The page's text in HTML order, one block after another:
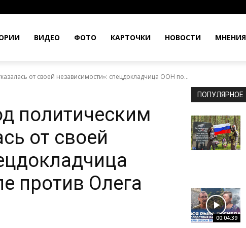
ВИДЕО ФОТО КАРТОЧКИ НОВОСТИ МНЕНИЯ
от своей независимости»: спецдокладчица ООН по...
политическим
от своей
против Олега
ПОПУЛЯРНОЕ
00:04:39